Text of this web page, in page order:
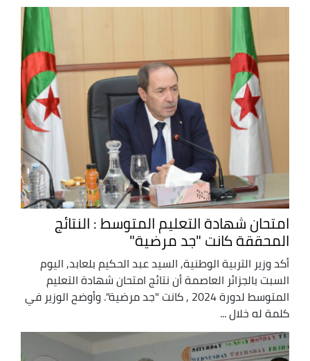
امتحان شهادة التعليم المتوسط : النتائج
المحققة كانت "جد مرضية"
أكد وزير التربية الوطنية, السيد عبد الحكيم بلعابد, اليوم
السبت بالجزائر العاصمة أن نتائج امتحان شهادة التعليم
المتوسط لدورة 2024 , كانت "جد مرضية". وأوضح الوزير في
كلمة له خلال ...